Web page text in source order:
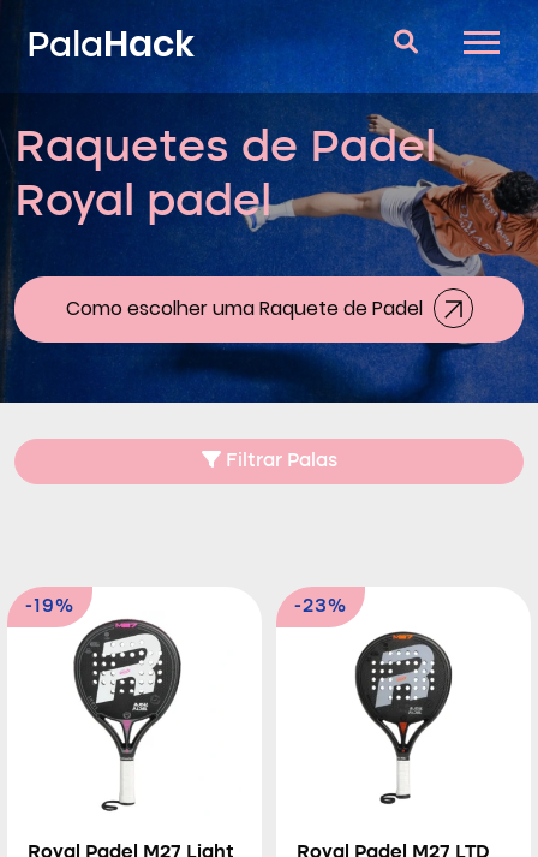
PalaHack
Raquetes de Padel
Perguntas e respostas
Comparador
Blog
Raquetes de Padel
Royal padel
Como escolher uma Raquete de Padel
Filtrar Palas
-19% -23%